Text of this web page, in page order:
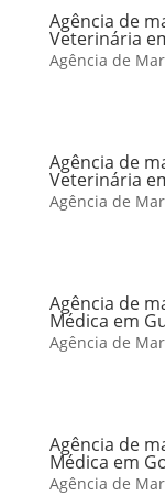
Agência de
Veterinária
Agência de
Agência de
Veterinária
Agência de
Agência de
Médica em
Agência de
Agência de
Médica em
Agência de